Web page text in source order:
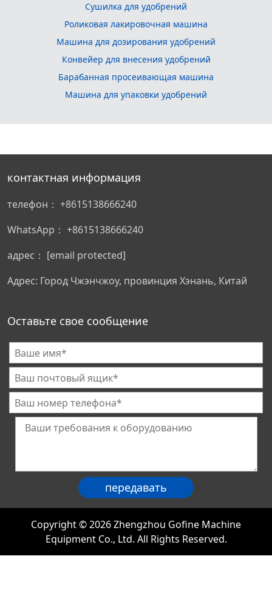
Сушилка для удобрений
Роликовая лакировочная машина
Машина для дозирования удобрений
Конвейер для внесения удобрений
Барабанная просеивающая машина
Машина для упаковки удобрений
контактная информация
телефон： +8615138666240
WhatsApp： +8615138666240
адрес： [email protected]
Адрес: Город Чжэнчжоу, провинция Хэнань, Китай
Оставьте свое сообщение
Copyright © 2026 Zhengzhou Gofine Machine
Equipment Co., Ltd. All Rights Reserved.